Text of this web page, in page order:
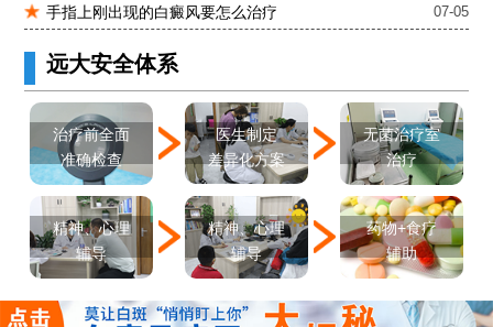
肚子上有几块白色斑块怎么治
手指上刚出现的白癜风要怎么治疗 07-05
远大安全体系
治疗前全面
准确检查
医生制定
差异化方案
无菌治疗室
治疗
精神、心理
辅导
精神、心理
辅导
药物+食疗
辅助